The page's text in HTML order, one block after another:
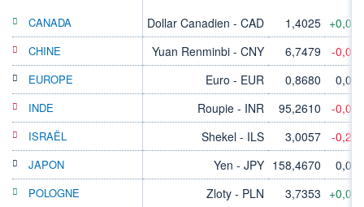
CANADA Dollar Canadien - CAD 1,4025
CHINE Yuan Renminbi - CNY 6,7479 -
EUROPE Euro - EUR 0,8680
INDE Roupie - INR 95,2610 -
ISRAËL Shekel - ILS 3,0057 -
JAPON Yen - JPY 158,4670
POLOGNE Zloty - PLN 3,7353